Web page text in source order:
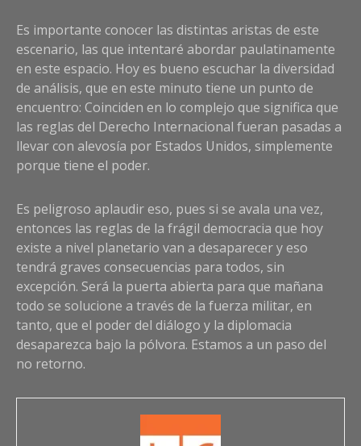
Es importante conocer las distintas aristas de este
escenario, las que intentaré abordar paulatinamente
en este espacio. Hoy es bueno escuchar la diversidad
de análisis, que en este minuto tiene un punto de
encuentro: Coinciden en lo complejo que significa que
las reglas del Derecho Internacional fueran pasadas a
llevar con alevosía por Estados Unidos, simplemente
porque tiene el poder.
Es peligroso aplaudir eso, pues si se avala una vez,
entonces las reglas de la frágil democracia que hoy
existe a nivel planetario van a desaparecer y eso
tendrá graves consecuencias para todos, sin
excepción. Será la puerta abierta para que mañana
todo se solucione a través de la fuerza militar, en
tanto, que el poder del diálogo y la diplomacia
desaparezca bajo la pólvora. Estamos a un paso del
no retorno.